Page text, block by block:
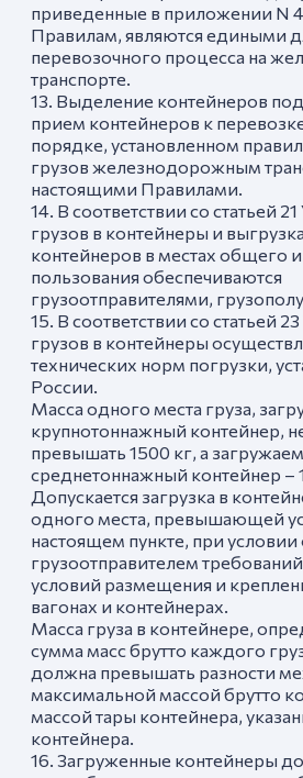
приведенные в приложении N
Правилам, являются едиными
перевозочного процесса на
транспорте.
13. Выделение контейнеров
прием контейнеров к
порядке, установленном
грузов железнодорожным
настоящими Правилами.
14. В соответствии со статьей
грузов в контейнеры и
контейнеров в местах общего
пользования обеспечиваются
грузоотправителями,
15. В соответствии со статьей
грузов в контейнеры
технических норм погрузки,
России.
Масса одного места груза,
крупнотоннажный контейнер,
превышать 1500 кг, а
среднетоннажный контейнер –
Допускается загрузка в
одного места, превышающей
настоящем пункте, при условии
грузоотправителем
условий размещения и
вагонах и контейнерах.
Масса груза в контейнере,
сумма масс брутто каждого
должна превышать разности
максимальной массой брутто
массой тары контейнера,
контейнера.
16. Загруженные контейнеры